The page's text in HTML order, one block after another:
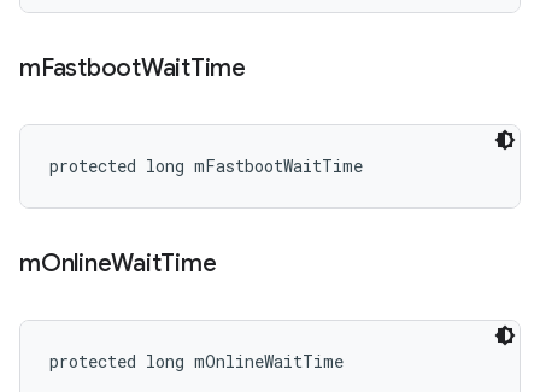
mFastbootWaitTime
protected long mFastbootWaitTime
mOnlineWaitTime
protected long mOnlineWaitTime